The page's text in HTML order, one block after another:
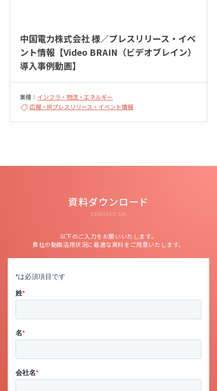
中国電力株式会社 様／プレスリリース・イベ
ント情報【Video BRAIN（ビデオブレイン）
導入事例動画】
業種： インフラ・物流・エネルギー
広報・IRプレスリリース・イベント情報
資料ダウンロード
CONTACT US
以下のご入力をお願いいたします。
貴社の動画活用状況に最適な資料をご用意いたします。